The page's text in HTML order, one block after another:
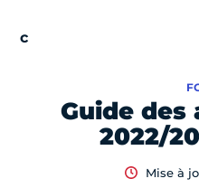
Guide des
2022/
Mise à